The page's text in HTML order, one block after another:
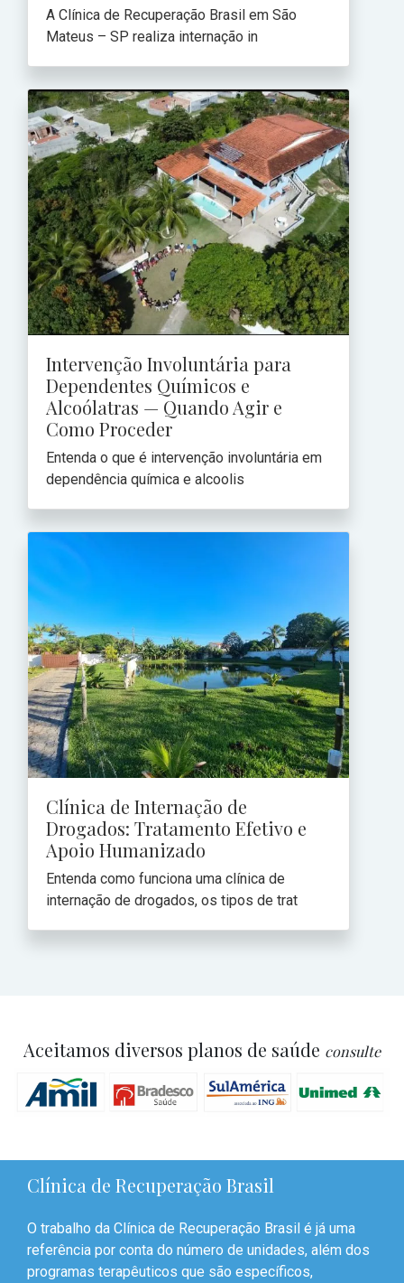
A Clínica de Recuperação Brasil em São
Mateus – SP realiza internação in
Intervenção Involuntária para
Dependentes Químicos e
Alcoólatras — Quando Agir e
Como Proceder
Entenda o que é intervenção involuntária em
dependência química e alcoolis
Clínica de Internação de
Drogados: Tratamento Efetivo e
Apoio Humanizado
Entenda como funciona uma clínica de
internação de drogados, os tipos de trat
Aceitamos diversos planos de saúde consulte
Clínica de Recuperação Brasil
O trabalho da Clínica de Recuperação Brasil é já uma
referência por conta do número de unidades, além dos
programas terapêuticos que são específicos,